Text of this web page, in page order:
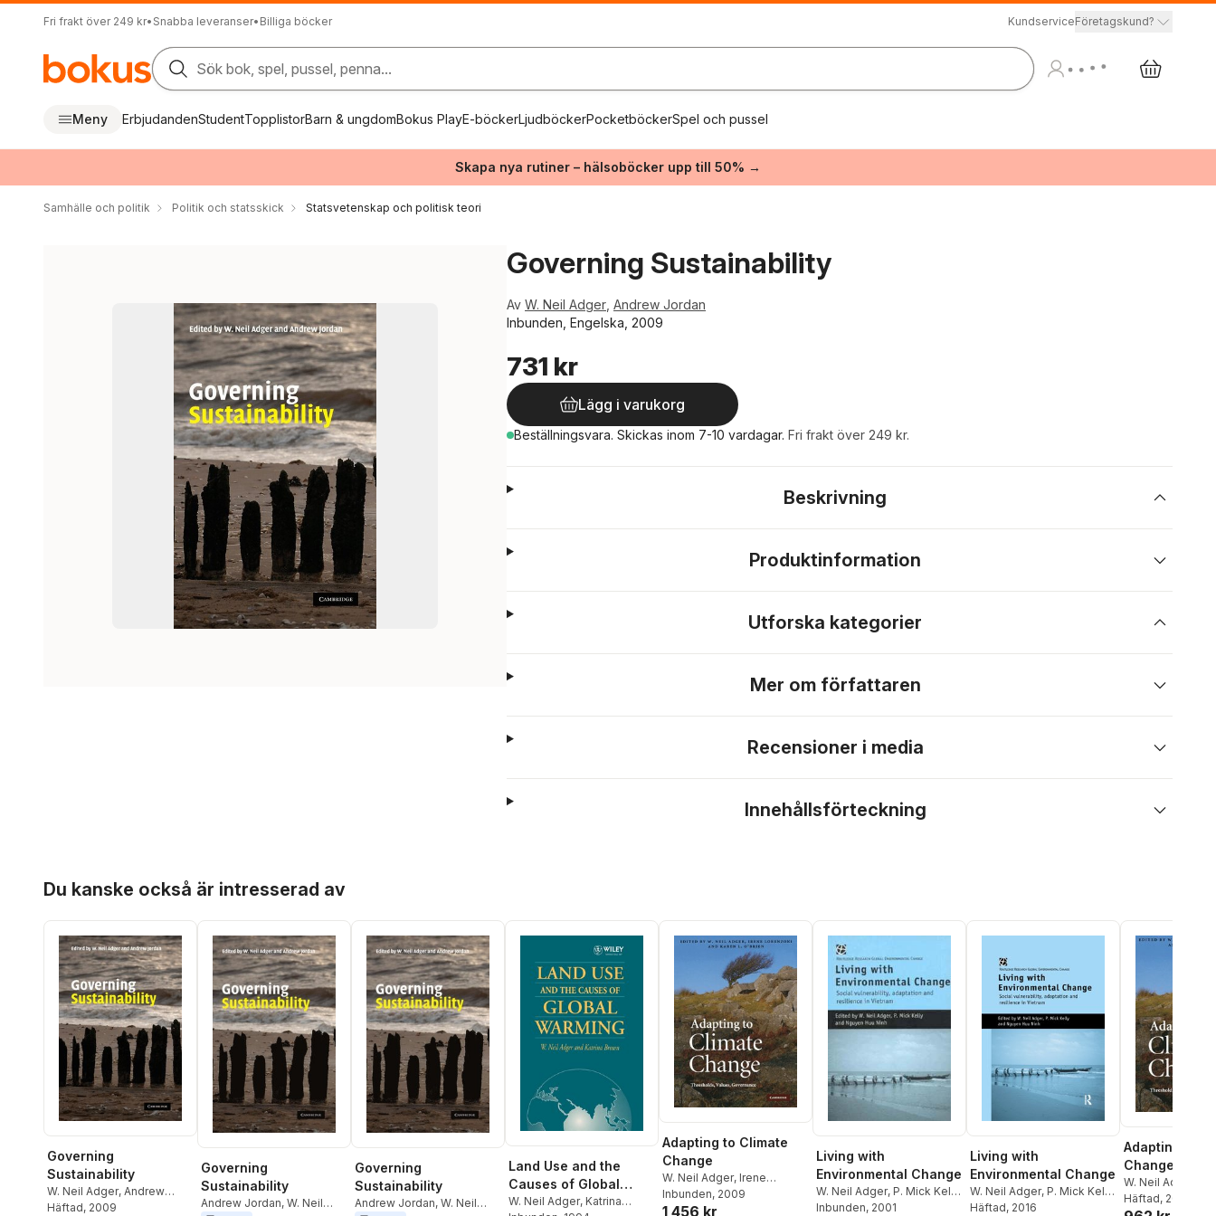
Fri frakt över 249 kr• Snabba leveranser• Billiga böcker KundserviceFöretagskund?
Sök bok, spel, pussel, penna...
Meny ErbjudandenStudentTopplistorBarn & ungdomBokus PlayE-böckerLjudböckerPocketböckerSpel och pussel
Skapa nya rutiner – hälsoböcker upp till 50% →
Samhälle och politik Politik och statsskick Statsvetenskap och politisk teori
Governing Sustainability
Av W. Neil Adger Andrew Jordan
Inbunden, Engelska, 2009
731 kr
Lägg i varukorg
Beställningsvara. Skickas inom 7-10 vardagar. Fri frakt över 249 kr.
Beskrivning
Produktinformation
Utforska kategorier
Mer om författaren
Recensioner i media
Innehållsförteckning
Du kanske också är intresserad av
Governing
Sustainability
W. Neil Adger, Andrew
Jordan
Häftad, 2009
Governing
Sustainability
Andrew Jordan, W. Neil
Governing
Sustainability
Andrew Jordan, W. Neil
Land Use and the
Causes of Global
Warming
W. Neil Adger, Katrina
Adapting to Climate
Change
W. Neil Adger, Irene
Lorenzoni ,Karen L. O'Brien
Inbunden, 2009
1 456 kr
Living with
Environmental Change
W. Neil Adger, P. Mick Kelly
Nguyen Huu Ninh
Inbunden, 2001
Living with
Environmental Change
W. Neil Adger, P. Mick Kelly
Nguyen Huu Ninh
Häftad, 2016
Adapting to
Change
W. Neil Adger
Lorenzoni
Häftad, 2010